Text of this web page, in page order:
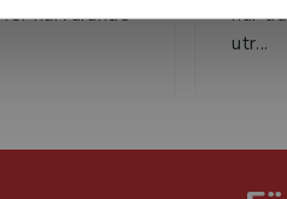
närvarande
har
utr...